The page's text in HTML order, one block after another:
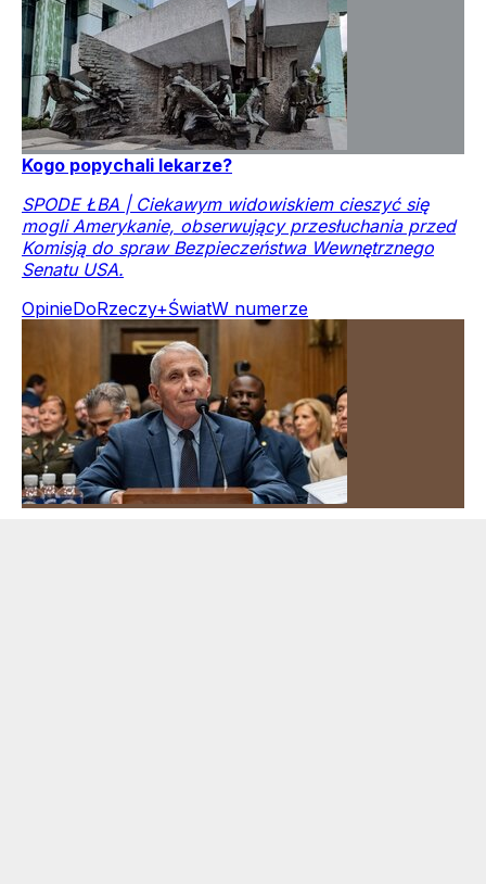
Kogo popychali lekarze?
SPODE ŁBA | Ciekawym widowiskiem cieszyć się
mogli Amerykanie, obserwujący przesłuchania przed
Komisją do spraw Bezpieczeństwa Wewnętrznego
Senatu USA.
OpinieDoRzeczy+ŚwiatW numerze